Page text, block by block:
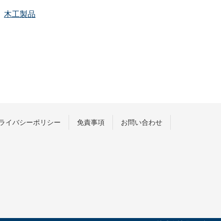
木工製品
イバシーポリシー 免責事項 お問い合わせ